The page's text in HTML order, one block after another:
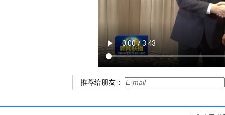
推荐给朋友：